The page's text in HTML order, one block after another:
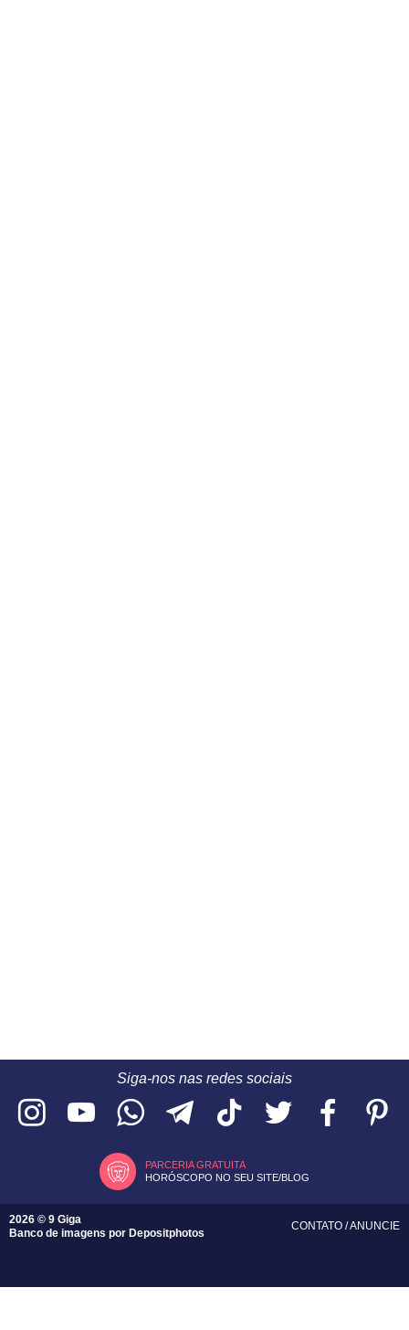
Siga-nos nas redes sociais
PARCERIA GRATUITA
HORÓSCOPO NO SEU SITE/BLOG
2026 © 9 Giga
Banco de imagens por Depositphotos
CONTATO /ANUNCIE